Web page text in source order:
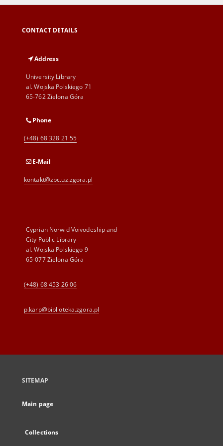
CONTACT DETAILS
Address
University Library
al. Wojska Polskiego 71
65-762 Zielona Góra
Phone
(+48) 68 328 21 55
E-Mail
kontakt@zbc.uz.zgora.pl
Cyprian Norwid Voivodeship and
City Public Library
al. Wojska Polskiego 9
65-077 Zielona Góra
(+48) 68 453 26 06
p.karp@biblioteka.zgora.pl
SITEMAP
Main page
Collections